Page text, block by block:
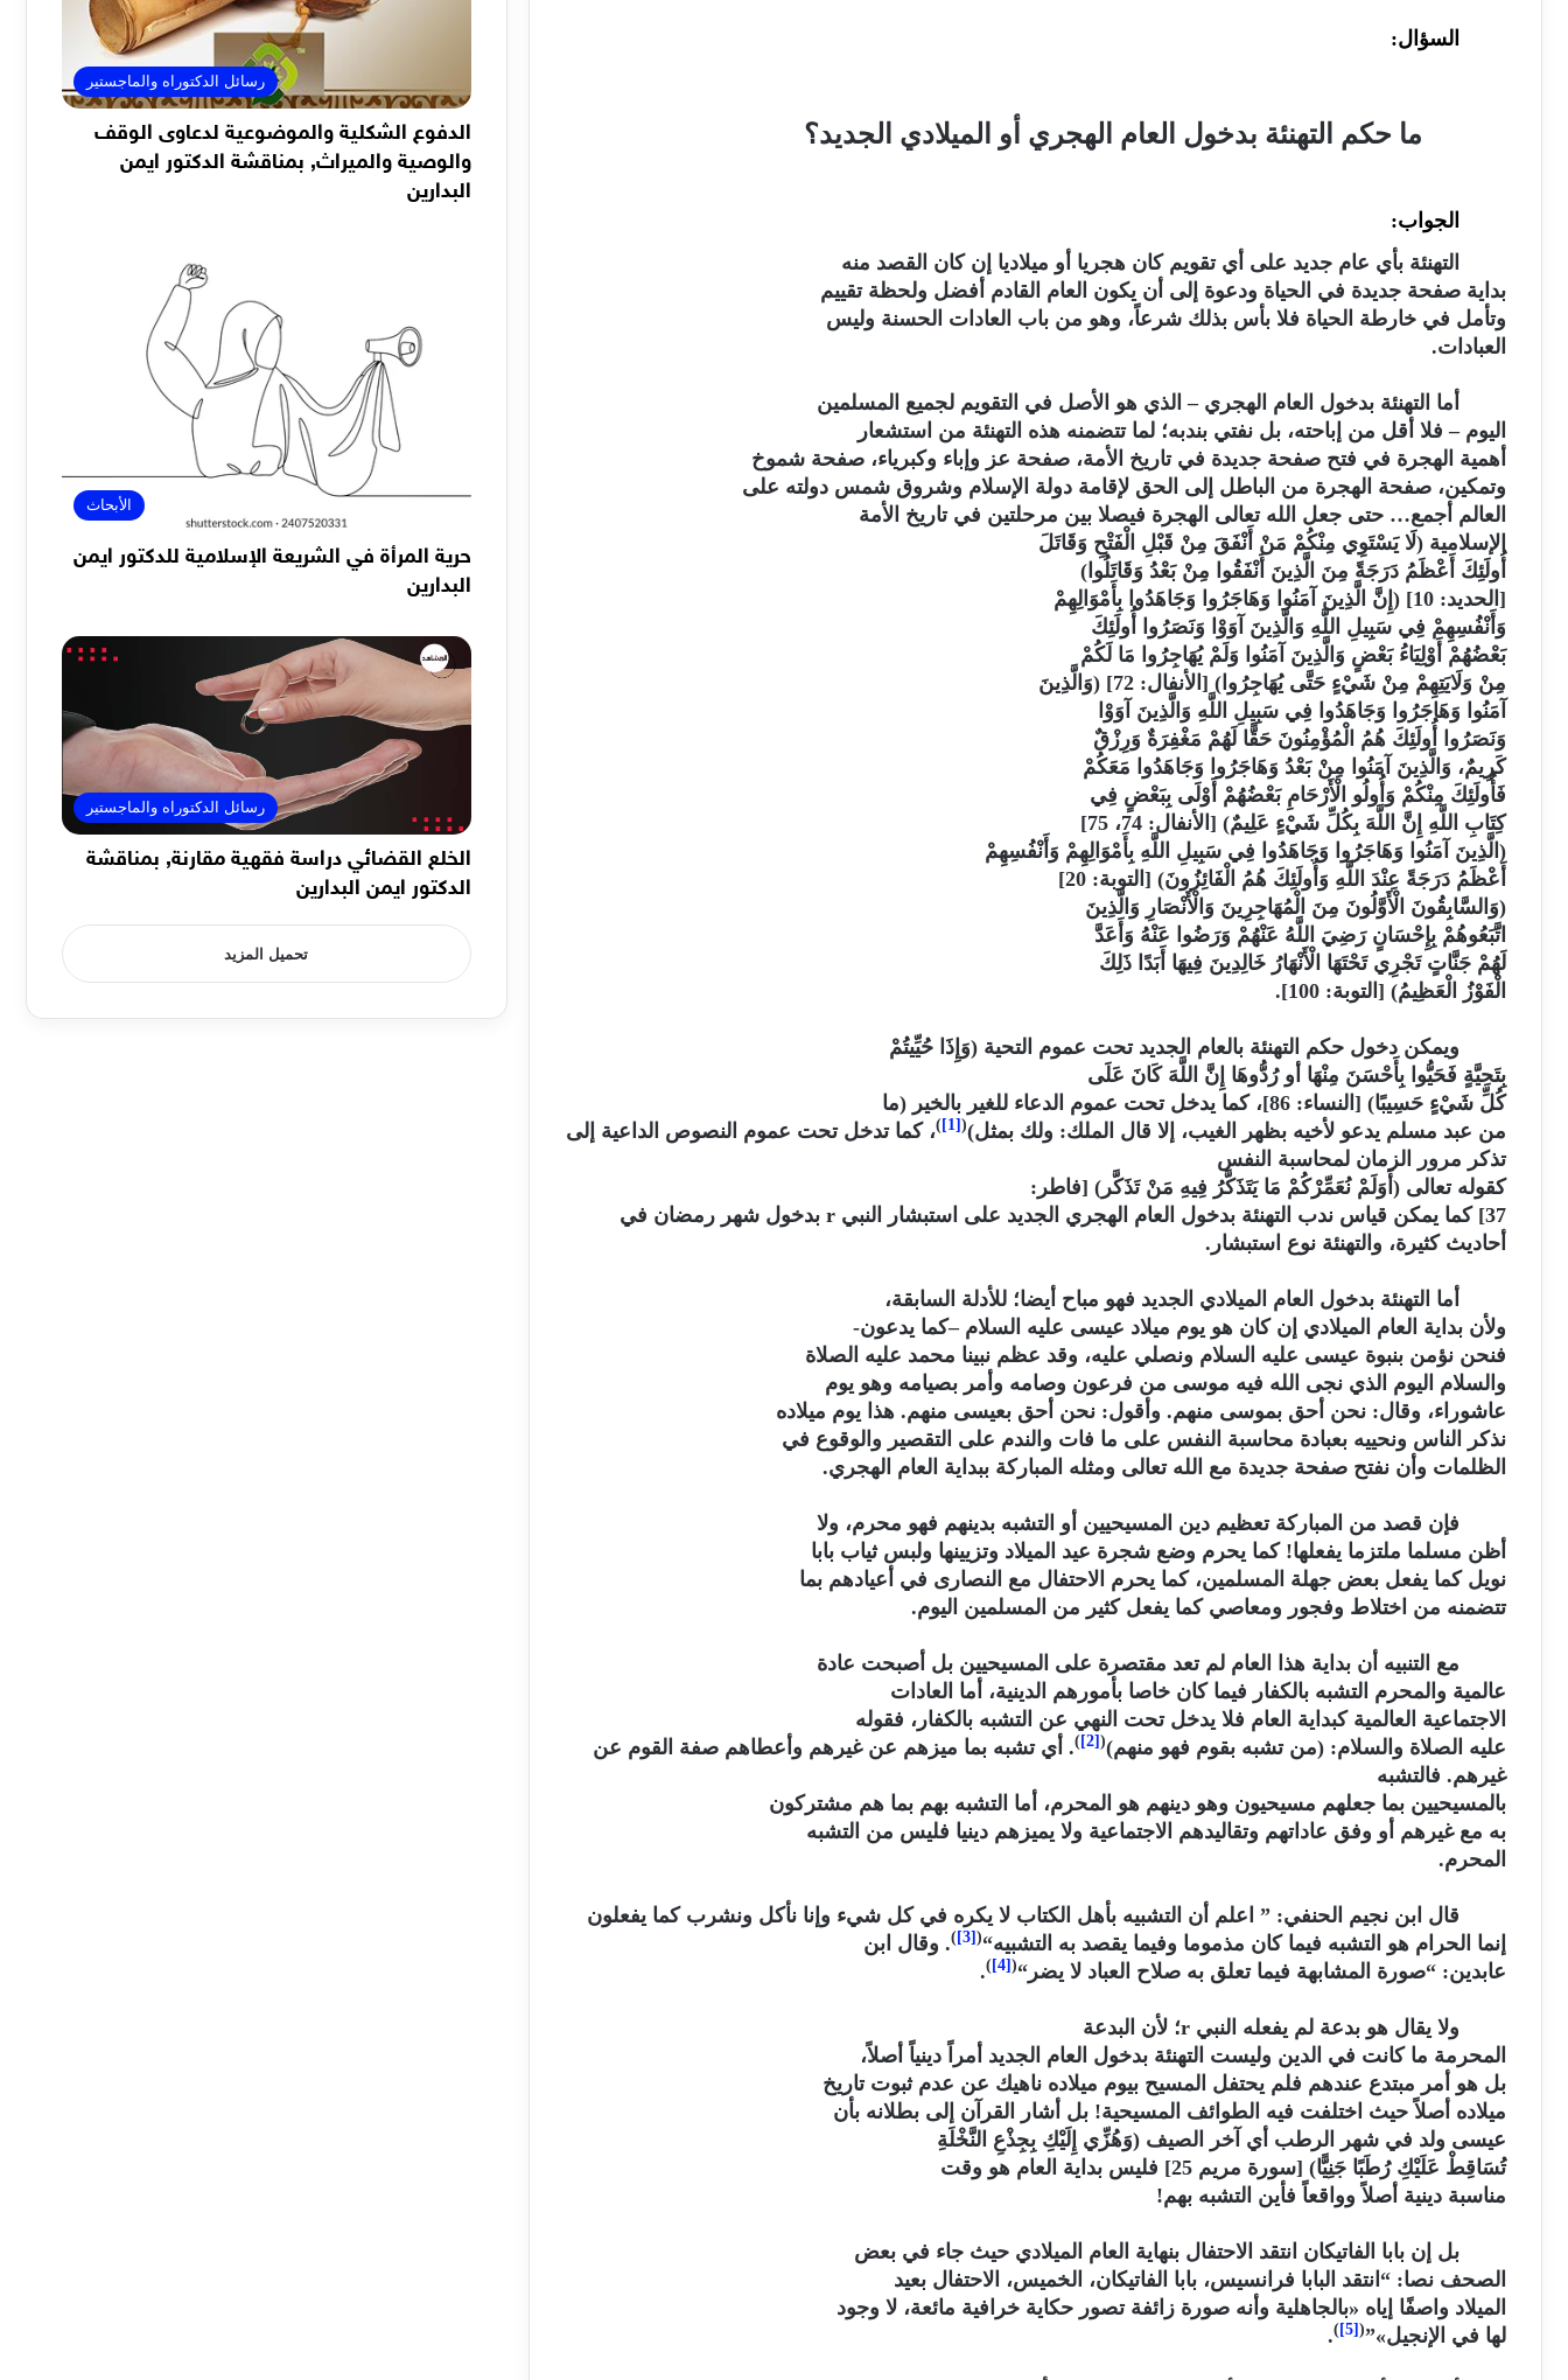
السؤال:
ما حكم التهنئة بدخول العام الهجري أو الميلادي الجديد؟
الجواب:
التهنئة بأي عام جديد على أي تقويم كان هجريا أو ميلاديا إن كان القصد منه
بداية صفحة جديدة في الحياة ودعوة إلى أن يكون العام القادم أفضل ولحظة تقييم
وتأمل في خارطة الحياة فلا بأس بذلك شرعاً، وهو من باب العادات الحسنة وليس
العبادات.
أما التهنئة بدخول العام الهجري – الذي هو الأصل في التقويم لجميع المسلمين
اليوم – فلا أقل من إباحته، بل نفتي بندبه؛ لما تتضمنه هذه التهنئة من استشعار
أهمية الهجرة في فتح صفحة جديدة في تاريخ الأمة، صفحة عز وإباء وكبرياء، صفحة شموخ
وتمكين، صفحة الهجرة من الباطل إلى الحق لإقامة دولة الإسلام وشروق شمس دولته على
العالم أجمع… حتى جعل الله تعالى الهجرة فيصلا بين مرحلتين في تاريخ الأمة
الإسلامية (لَا يَسْتَوِي مِنْكُمْ مَنْ أَنْفَقَ مِنْ قَبْلِ الْفَتْحِ وَقَاتَلَ
أُولَئِكَ أَعْظَمُ دَرَجَةً مِنَ الَّذِينَ أَنْفَقُوا مِنْ بَعْدُ وَقَاتَلُوا)
[الحديد: 10] (إِنَّ الَّذِينَ آمَنُوا وَهَاجَرُوا وَجَاهَدُوا بِأَمْوَالِهِمْ
وَأَنْفُسِهِمْ فِي سَبِيلِ اللَّهِ وَالَّذِينَ آوَوْا وَنَصَرُوا أُولَئِكَ
بَعْضُهُمْ أَوْلِيَاءُ بَعْضٍ وَالَّذِينَ آمَنُوا وَلَمْ يُهَاجِرُوا مَا لَكُمْ
مِنْ وَلَايَتِهِمْ مِنْ شَيْءٍ حَتَّى يُهَاجِرُوا) [الأنفال: 72] (وَالَّذِينَ
آمَنُوا وَهَاجَرُوا وَجَاهَدُوا فِي سَبِيلِ اللَّهِ وَالَّذِينَ آوَوْا
وَنَصَرُوا أُولَئِكَ هُمُ الْمُؤْمِنُونَ حَقًّا لَهُمْ مَغْفِرَةٌ وَرِزْقٌ
كَرِيمٌ، وَالَّذِينَ آمَنُوا مِنْ بَعْدُ وَهَاجَرُوا وَجَاهَدُوا مَعَكُمْ
فَأُولَئِكَ مِنْكُمْ وَأُولُو الْأَرْحَامِ بَعْضُهُمْ أَوْلَى بِبَعْضٍ فِي
كِتَابِ اللَّهِ إِنَّ اللَّهَ بِكُلِّ شَيْءٍ عَلِيمٌ) [الأنفال: 74، 75]
(الَّذِينَ آمَنُوا وَهَاجَرُوا وَجَاهَدُوا فِي سَبِيلِ اللَّهِ بِأَمْوَالِهِمْ وَأَنْفُسِهِمْ
أَعْظَمُ دَرَجَةً عِنْدَ اللَّهِ وَأُولَئِكَ هُمُ الْفَائِزُونَ) [التوبة: 20]
(وَالسَّابِقُونَ الْأَوَّلُونَ مِنَ الْمُهَاجِرِينَ وَالْأَنْصَارِ وَالَّذِينَ
اتَّبَعُوهُمْ بِإِحْسَانٍ رَضِيَ اللَّهُ عَنْهُمْ وَرَضُوا عَنْهُ وَأَعَدَّ
لَهُمْ جَنَّاتٍ تَجْرِي تَحْتَهَا الْأَنْهَارُ خَالِدِينَ فِيهَا أَبَدًا ذَلِكَ
الْفَوْزُ الْعَظِيمُ) [التوبة: 100].
ويمكن دخول حكم التهنئة بالعام الجديد تحت عموم التحية (وَإِذَا حُيِّيتُمْ
بِتَحِيَّةٍ فَحَيُّوا بِأَحْسَنَ مِنْهَا أو رُدُّوهَا إِنَّ اللَّهَ كَانَ عَلَى
كُلِّ شَيْءٍ حَسِيبًا) [النساء: 86]، كما يدخل تحت عموم الدعاء للغير بالخير (ما
من عبد مسلم يدعو لأخيه بظهر الغيب، إلا قال الملك: ولك بمثل)(
[1]
)، كما تدخل تحت عموم النصوص الداعية إلى
تذكر مرور الزمان لمحاسبة النفس
كقوله تعالى (أَوَلَمْ نُعَمِّرْكُمْ مَا يَتَذَكَّرُ فِيهِ مَنْ تَذَكَّر) [فاطر:
37] كما يمكن قياس ندب التهنئة بدخول العام الهجري الجديد على استبشار النبي
rبدخول شهر رمضان في
أحاديث كثيرة، والتهنئة نوع استبشار.
أما التهنئة بدخول العام الميلادي الجديد فهو مباح أيضا؛ للأدلة السابقة،
ولأن بداية العام الميلادي إن كان هو يوم ميلاد عيسى عليه السلام–كما يدعون-
فنحن نؤمن بنبوة عيسى عليه السلام ونصلي عليه، وقد عظم نبينا محمد عليه الصلاة
والسلام اليوم الذي نجى الله فيه موسى من فرعون وصامه وأمر بصيامه وهو يوم
عاشوراء، وقال: نحن أحق بموسى منهم. وأقول: نحن أحق بعيسى منهم. هذا يوم ميلاده
نذكر الناس ونحييه بعبادة محاسبة النفس على ما فات والندم على التقصير والوقوع في
الظلمات وأن نفتح صفحة جديدة مع الله تعالى ومثله المباركة ببداية العام الهجري.
فإن قصد من المباركة تعظيم دين المسيحيين أو التشبه بدينهم فهو محرم، ولا
أظن مسلما ملتزما يفعلها! كما يحرم وضع شجرة عيد الميلاد وتزيينها ولبس ثياب بابا
نويل كما يفعل بعض جهلة المسلمين، كما يحرم الاحتفال مع النصارى في أعيادهم بما
تتضمنه من اختلاط وفجور ومعاصي كما يفعل كثير من المسلمين اليوم.
مع التنبيه أن بداية هذا العام لم تعد مقتصرة على المسيحيين بل أصبحت عادة
عالمية والمحرم التشبه بالكفار فيما كان خاصا بأمورهم الدينية، أما العادات
الاجتماعية العالمية كبداية العام فلا يدخل تحت النهي عن التشبه بالكفار، فقوله
عليه الصلاة والسلام: (من تشبه بقوم فهو منهم)(
[2]
). أي تشبه بما ميزهم عن غيرهم وأعطاهم صفة القوم عن
غيرهم. فالتشبه
بالمسيحيين بما جعلهم مسيحيون وهو دينهم هو المحرم، أما التشبه بهم بما هم مشتركون
به مع غيرهم أو وفق عاداتهم وتقاليدهم الاجتماعية ولا يميزهم دينيا فليس من التشبه
المحرم.
قال ابن نجيم الحنفي: ” اعلم أن التشبيه بأهل الكتاب لا يكره في كل شيء وإنا نأكل ونشرب كما يفعلون
إنما الحرام هو التشبه فيما كان مذموما وفيما يقصد به التشبيه“
(
[3]
)
. وقال ابن
عابدين: “صورة المشابهة فيما تعلق به صلاح العباد لا يضر “
(
[4]
)
.
ولا يقال هو بدعة لم يفعله النبي r؛ لأن البدعة
المحرمة ما كانت في الدين وليست التهنئة بدخول العام الجديد أمراً دينياً أصلاً،
بل هو أمر مبتدع عندهم فلم يحتفل المسيح بيوم ميلاده ناهيك عن عدم ثبوت تاريخ
ميلاده أصلاً حيث اختلفت فيه الطوائف المسيحية! بل أشار القرآن إلى بطلانه بأن
عيسى ولد في شهر الرطب أي آخر الصيف (وَهُزِّي إِلَيْكِ بِجِذْعِ النَّخْلَةِ
تُسَاقِطْ عَلَيْكِ رُطَبًا جَنِيًّا) [سورة مريم 25] فليس بداية العام هو وقت
مناسبة دينية أصلاً وواقعاً فأين التشبه بهم!
بل إن بابا الفاتيكان انتقد الاحتفال بنهاية العام الميلادي حيث جاء في بعض
الصحف نصا: “انتقد البابا فرانسيس، بابا الفاتيكان، الخميس، الاحتفال بعيد
الميلاد واصفًا إياه «بالجاهلية وأنه صورة زائفة تصور حكاية خرافية مائعة، لا وجود
لها في الإنجيل»”(
[5]
)
.
رسائل الدكتوراه والماجستير
الدفوع الشكلية والموضوعية لدعاوى الوقف
والوصية والميراث, بمناقشة الدكتور ايمن
البدارين
الأبحاث
حرية المرأة في الشريعة الإسلامية للدكتور ايمن
البدارين
رسائل الدكتوراه والماجستير
الخلع القضائي دراسة فقهية مقارنة, بمناقشة
الدكتور ايمن البدارين
تحميل المزيد